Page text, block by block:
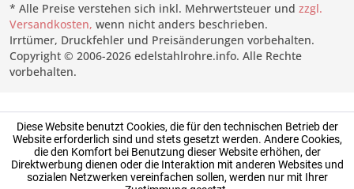
* Alle Preise verstehen sich inkl. Mehrwertsteuer und zzgl.
Versandkosten, wenn nicht anders beschrieben.
Irrtümer, Druckfehler und Preisänderungen vorbehalten.
Copyright © 2006-2026 edelstahlrohre.info. Alle Rechte
vorbehalten.
Diese Website benutzt Cookies, die für den technischen Betrieb der
Website erforderlich sind und stets gesetzt werden. Andere Cookies,
die den Komfort bei Benutzung dieser Website erhöhen, der
Direktwerbung dienen oder die Interaktion mit anderen Websites und
sozialen Netzwerken vereinfachen sollen, werden nur mit Ihrer